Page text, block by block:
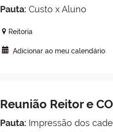
Pauta:Custo x Aluno
Reitoria
Adicionar ao meu calendário
Reunião Reitor e
Pauta:Impressão dos